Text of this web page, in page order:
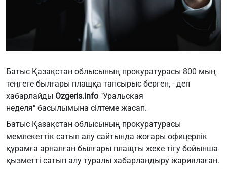
Батыс Қазақстан облысының прокуратурасы 800 мың
теңгеге былғары плащқа тапсырыс берген, - деп
хабарлайды Ozgeris.info "Уральская
неделя" басылымына сілтеме жасап.
Батыс Қазақстан облысының прокуратурасы
мемлекеттік сатып алу сайтында жоғары офицерлік
құрамға арналған былғары плащты жеке тігу бойынша
қызметті сатып алу туралы хабарландыру жариялаған.